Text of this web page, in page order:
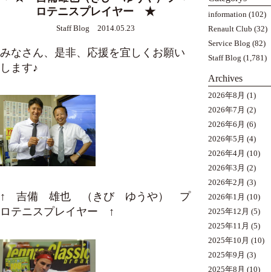
ロテニスプレイヤー ★
Staff Blog 2014.05.23
みなさん、是非、応援を宜しくお願い
します♪
↑ 吉備 雄也 （きび ゆうや） プ
ロテニスプレイヤー ↑
information (102)
Renault Club (32)
Service Blog (82)
Staff Blog (1,781)
Archives
2026年8月 (1)
2026年7月 (2)
2026年6月 (6)
2026年5月 (4)
2026年4月 (10)
2026年3月 (2)
2026年2月 (3)
2026年1月 (10)
2025年12月 (5)
2025年11月 (5)
2025年10月 (10)
2025年9月 (3)
2025年8月 (10)